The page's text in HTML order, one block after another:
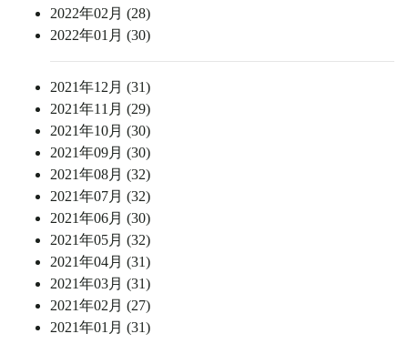
2022年02月 (28)
2022年01月 (30)
2021年12月 (31)
2021年11月 (29)
2021年10月 (30)
2021年09月 (30)
2021年08月 (32)
2021年07月 (32)
2021年06月 (30)
2021年05月 (32)
2021年04月 (31)
2021年03月 (31)
2021年02月 (27)
2021年01月 (31)